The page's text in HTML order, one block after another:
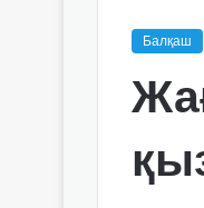
Балқаш